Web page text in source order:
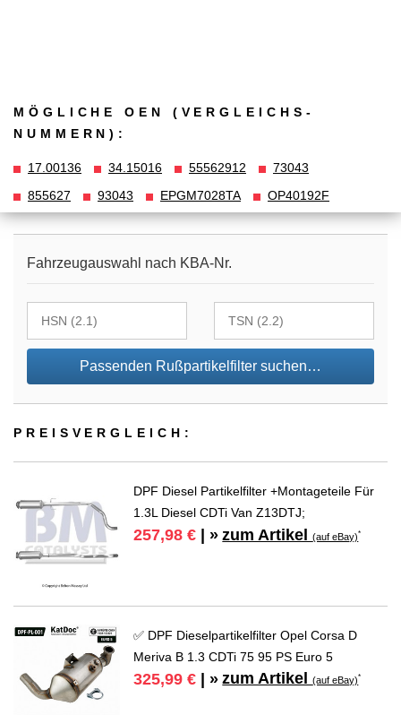
MÖGLICHE OEN (VERGLEICHS­
NUMMERN):
17.00136 34.15016 55562912
73043
855627
93043 EPGM7028TA OP40192F
Fahrzeugauswahl nach KBA-Nr.
Passenden Rußpartikelfilter suchen…
PREIS­VER­GLEICH:
DPF Diesel Partikelfilter +Montageteile Für
1.3L Diesel CDTi Van Z13DTJ;
257,98 € | » zum Artikel(auf eBay)*
✅ DPF Dieselpartikelfilter Opel Corsa D
Meriva B 1.3 CDTi 75 95 PS Euro 5
325,99 € | » zum Artikel(auf eBay)*